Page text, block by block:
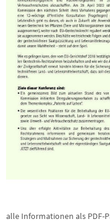
alle Informationen als PDF-